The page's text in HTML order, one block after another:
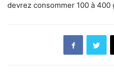
devrez consommer 100 à 400